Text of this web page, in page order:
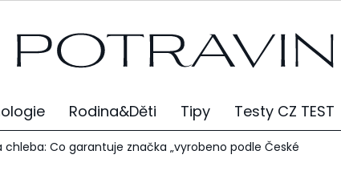
Rodina&Děti Tipy Testy CZ TEST
chleba: Co garantuje značka „vyrobeno podle České